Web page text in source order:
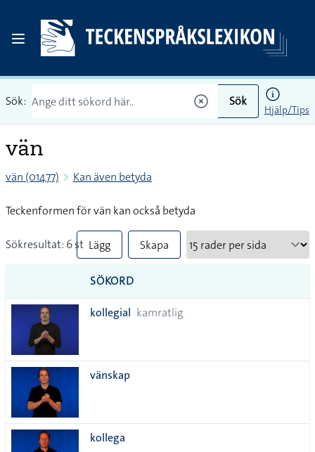
Sök: Sök
Hjälp/Tips
vän
vän (01477) Kan även betyda
Teckenformen för vän kan också betyda
Sökresultat: 6 st Lägg
till
alla i
Skapa
SÖKORD
kollegial kamratlig
vänskap
kollega